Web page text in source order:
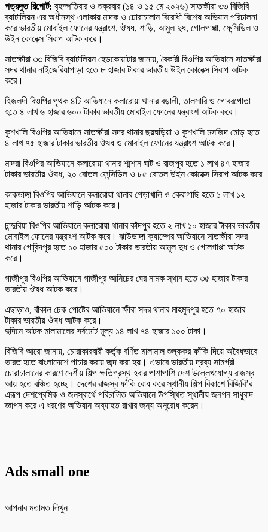
পত্রদূত রিপোর্ট: বৃহস্পতিবার ও শুক্রবার (১৪ ও ১৫ মে ২০২৬) সাতক্ষীরা ৩৩ বিজিবি
ব্যাটালিয়ন এর অধীনস্থ এলাকায় মাদক ও চোরাচালান বিরোধী বিশেষ অভিযান পরিচালনা
করে ভারতীয় মোবাইল ফোনের যন্ত্রাংশ, ঔষধ, শাড়ি, আমুল দুধ, গোলপাপ্পা, ফেন্সিডিল ও
উইন কোরেক্স সিরাপ আটক করে।
সাতক্ষীরা ৩৩ বিজিবি ব্যাটালিয়ন হেডকোয়াটার জানায়, বৈকারী বিওপির আভিযানে সাতক্ষীরা
সদর থানার নাইজেরিয়াপাড়া হতে ৮ হাজার টাকার ভারতীয় উইন কোরেক্স সিরাপ আটক
করে।
হিজলদী বিওপির পৃথক ৪টি আভিযানে কলারোয়া থানার বড়ালী, তালসারি ও গোবরপোতা
হতে ৪ লাখ ৬ হাজার ৬০০ টাকার ভারতীয় মোবাইল ফোনের যন্ত্রাংশ আটক করে।
কুশখালি বিওপির আভিযানে সাতক্ষীরা সদর থানার ছয়ঘড়িয়া ও কুশখালি মসজিদ মোড় হতে
৪ লাখ ৭৫ হাজার টাকার ভারতীয় ঔষধ ও মোবাইল ফোনের যন্ত্রাংশ আটক করে।
মাদরা বিওপির আভিযানে কলারোয়া থানার শ্মশান ঘাট ও রাজপুর হতে ১ লাখ ৪৭ হাজার
টাকার ভারতীয় ঔষধ, ২০ বোতল ফেন্সিডিল ও ৮৫ বোতল উইন কোরেক্স সিরাপ আটক করে
কাকডাঙ্গা বিওপির আভিযানে কলারোয়া থানার গেড়াখালি ও কেরাগাছি হতে ১ লাখ ১২
হাজার টাকার ভারতীয় শাড়ি আটক করে।
চান্দুরিয়া বিওপির আভিযানে কলারোয়া থানার কাঁদপুর হতে ২ লাখ ১০ হাজার টাকার ভারতীয়
মোবাইল ফোনের যন্ত্রাংশ আটক করে। ঝাউডাঙ্গা ক্যাম্পের আভিযানে সাতক্ষীরা সদর
থানার গোবিন্দপুর হতে ১০ হাজার ৫০০ টাকার ভারতীয় আমুল দুধ ও গোলগাপ্পা আটক
করে।
গাজীপুর বিওপির আভিযানে গাজীপুর আনিচের ঘের নামক স্থান হতে ৩৫ হাজার টাকার
ভারতীয় ঔষধ আটক করে।
এছাড়াও, বাঁকাল চেক পোষ্টের আভিযানে ক্ষীরা সদর থানার মাহমুদপুর হতে ৭০ হাজার
টাকার ভারতীয় ঔষধ আটক করে।
দুদিনে আটক মালামালের সর্বমোট মূল্য ১৪ লাখ ৭৪ হাজার ১০০ টাকা।
বিজিবি আরো জানায়, চোরাকারবারী কর্তৃক বর্ণিত মালামাল শুল্ককর ফাঁকি দিয়ে অবৈধভাবে
ভারত হতে বাংলাদেশে পাচার করায় জব্দ করা হয়। এভাবে ভারতীয় দ্রব্য সামগ্রী
চোরাচালানের কারণে দেশীয় শিল্প ক্ষতিগ্রস্থ হবার পাশাপাশি দেশ উল্লেখযোগ্য রাজস্ব
আয় হতে বঞ্চিত হচ্ছে। দেশের রাজস্ব ফাঁকি রোধ করে স্থানীয় শিল্প বিকাশে বিজিবি’র
এরূপ দেশপ্রেমিক ও জনস্বার্থে পরিচালিত অভিযানে উপস্থিত স্থানীয় জনগন সাধুবাদ
জ্ঞাপন করে এ ধরণের অভিযান অব্যাহত রাখার জন্য অনুরোধ করেন।
Ads small one
আপনার মতামত লিখুন